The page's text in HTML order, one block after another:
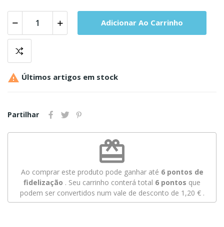
Adicionar Ao Carrinho
 Últimos artigos em stock
Partilhar
redeem
Ao comprar este produto pode ganhar até 6pontos de
fidelização . Seu carrinho conterá total 6 pontos que
podem ser convertidos num vale de desconto de 1,20 €.